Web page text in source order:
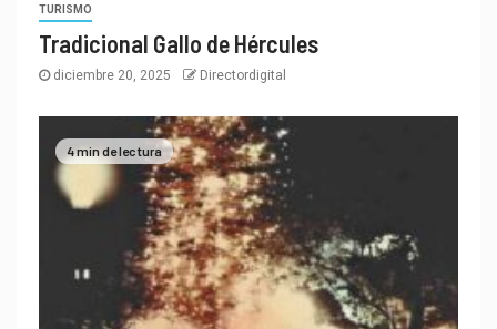
TURISMO
Tradicional Gallo de Hércules
diciembre 20, 2025 Directordigital
4 min de lectura